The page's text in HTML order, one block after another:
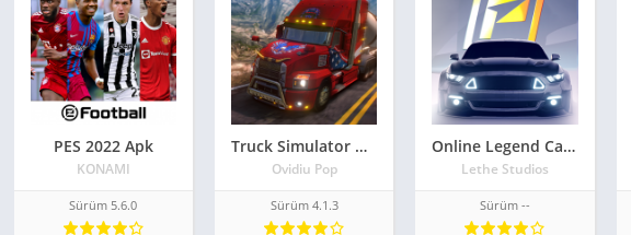
PES 2022 Apk
KONAMI
Sürüm 5.6.0
Truck Simulator USA – Evolution
Ovidiu Pop
Sürüm 4.1.3
Online Legend Car Races & Modified Cars
Lethe Studios
Sürüm --